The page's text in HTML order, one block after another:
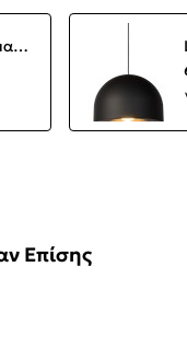
Lucide - JESSICA Κρεμαστό Φωτιστικό E27, Κεραμιδί-Μαύρο Ματ
Επίσης